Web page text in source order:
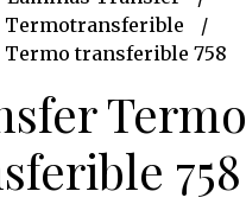
Termotransferible
transferible 758
Termo
758